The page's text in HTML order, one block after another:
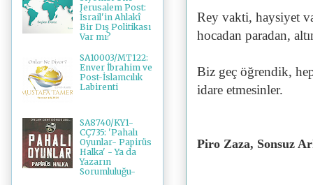
Rey vakti, haysiyet
hocadan paradan,
Biz geç öğrendik,
idare etmesinler.
Piro Zaza, Sonsuz
Jerusalem Post:
İsrail'in Ahlakî
Bir Dış Politikası
Var mı?
SA10003/MT122:
Enver İbrahim ve
Post-İslamcılık
Labirenti
SA8740/KY1-
CÇ735: 'Pahalı
Oyunlar- Papirüs
Halka' - Ya da
Yazarın
Sorumluluğu-